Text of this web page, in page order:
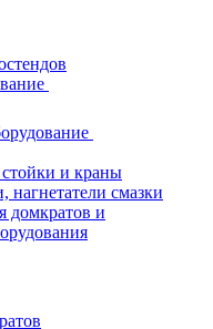
и краны
смазки
домкратов и